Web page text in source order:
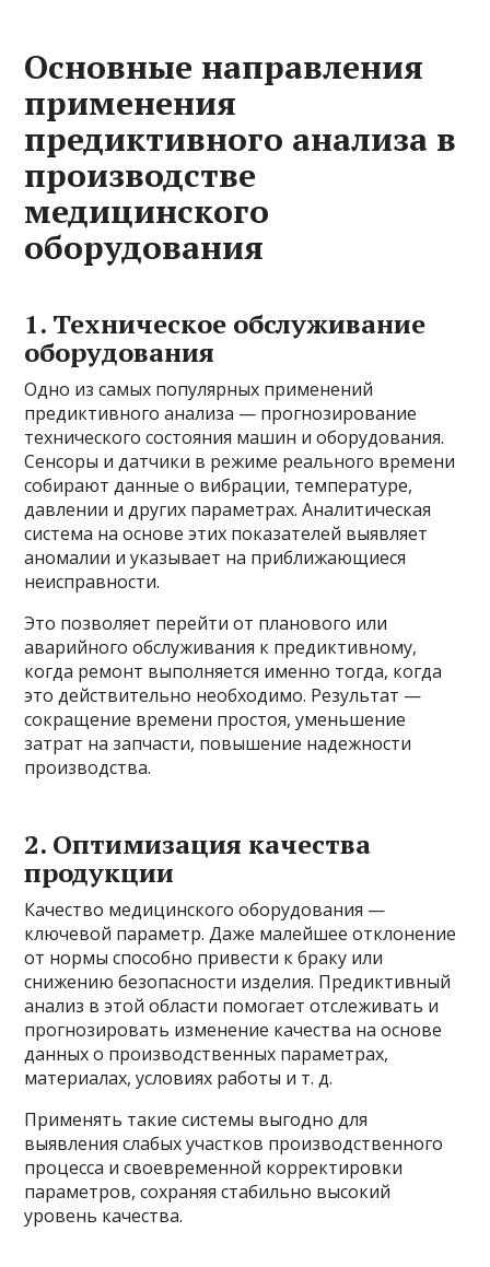
Основные направления
применения
предиктивного анализа в
производстве
медицинского
оборудования
1. Техническое обслуживание
оборудования
Одно из самых популярных применений
предиктивного анализа — прогнозирование
технического состояния машин и оборудования.
Сенсоры и датчики в режиме реального времени
собирают данные о вибрации, температуре,
давлении и других параметрах. Аналитическая
система на основе этих показателей выявляет
аномалии и указывает на приближающиеся
неисправности.
Это позволяет перейти от планового или
аварийного обслуживания к предиктивному,
когда ремонт выполняется именно тогда, когда
это действительно необходимо. Результат —
сокращение времени простоя, уменьшение
затрат на запчасти, повышение надежности
производства.
2. Оптимизация качества
продукции
Качество медицинского оборудования —
ключевой параметр. Даже малейшее отклонение
от нормы способно привести к браку или
снижению безопасности изделия. Предиктивный
анализ в этой области помогает отслеживать и
прогнозировать изменение качества на основе
данных о производственных параметрах,
материалах, условиях работы и т. д.
Применять такие системы выгодно для
выявления слабых участков производственного
процесса и своевременной корректировки
параметров, сохраняя стабильно высокий
уровень качества.